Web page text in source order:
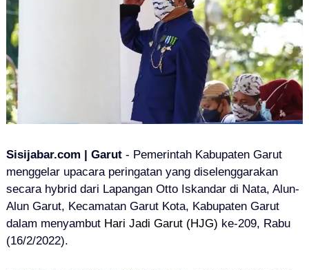
Sisijabar.com | Garut- Pemerintah Kabupaten Garut
menggelar upacara peringatan yang diselenggarakan
secara hybrid dari Lapangan Otto Iskandar di Nata, Alun-
Alun Garut, Kecamatan Garut Kota, Kabupaten Garut
dalam menyambut Hari Jadi Garut(HJG) ke-209, Rabu
(16/2/2022).